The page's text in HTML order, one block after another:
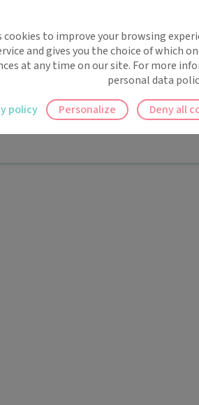
!
rappels automatiques pour ne plus rien
cookies to improve your browsing
and gives you the choice of which
at any time on our site. For more
personal data
Deny all
Personalize
policy